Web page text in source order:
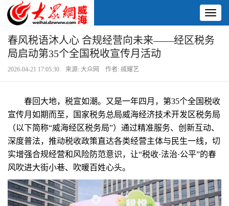
春风税语沐人心 合规经营向未来——经区税务
局启动第35个全国税收宣传月活动
2026-04-21 17:05:30 来源: 大众网 作者: 戚耀艺
春回大地，税宣如潮。又是一年四月，第35个全国税收
宣传月如期而至，国家税务总局威海经济技术开发区税务局
（以下简称“威海经区税务局”）通过精准服务、创新互动、
深度普法，推动税收政策直达各类经营主体与民生一线，切
实增强合规经营和风险防范意识，让“税收·法治·公平”的春
风吹进大街小巷、吹暖百姓心头。